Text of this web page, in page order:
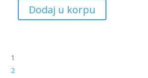
Dodaj u korpu
1
2